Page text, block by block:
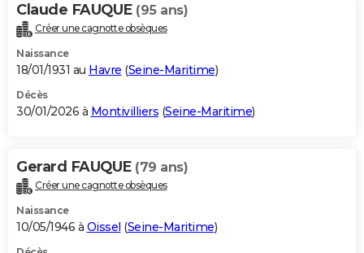
Claude FAUQUE (95 ans)
Créer une cagnotte obsèques
Naissance
18/01/1931 au Havre (Seine-Maritime)
Décès
30/01/2026 à Montivilliers (Seine-Maritime)
Gerard FAUQUE (79 ans)
Créer une cagnotte obsèques
Naissance
10/05/1946 à Oissel (Seine-Maritime)